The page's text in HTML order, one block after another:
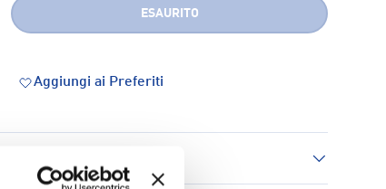
ESAURITO
Aggiungi ai Preferiti